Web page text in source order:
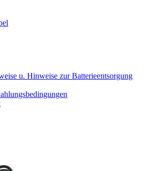
u. Hinweise zur Batterieentsorgung